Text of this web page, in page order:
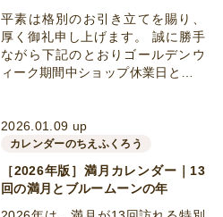
平素は格別のお引き立てを賜り、
厚く御礼申し上げます。 誠に勝手
ながら下記のとおりゴールデンウ
ィーク期間中ショップ休業日と…
2026.01.09 up
カレンダーのちえふくろう
［2026年版］満月カレンダー｜13
回の満月とブルームーンの年